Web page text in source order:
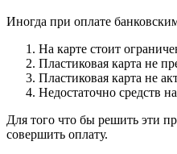
Иногда при оплате
На карте стоит
Пластиковая карта не
Пластиковая карта не
Недостаточно средств
Для того что бы решить эти
совершить оплату.